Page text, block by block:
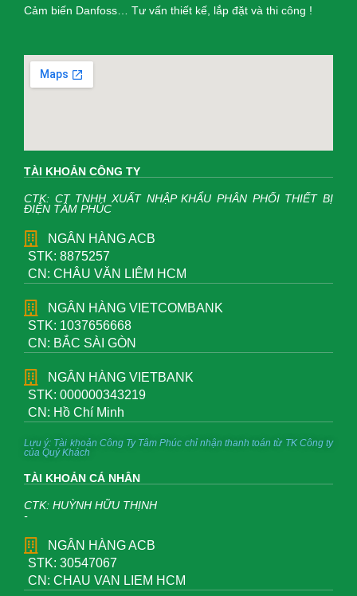
Cảm biến Danfoss… Tư vấn thiết kế, lắp đặt và thi công !
TÀI KHOẢN CÔNG TY
CTK: CT TNHH XUẤT NHẬP KHẨU PHÂN PHỐI THIẾT BỊ
ĐIỆN TÂM PHÚC
NGÂN HÀNG ACB
STK: 8875257
CN: CHÂU VĂN LIÊM HCM
NGÂN HÀNG VIETCOMBANK
STK: 1037656668
CN: BẮC SÀI GÒN
NGÂN HÀNG VIETBANK
STK: 000000343219
CN: Hồ Chí Minh
Lưu ý: Tài khoản Công Ty Tâm Phúc chỉ nhận thanh toán từ TK Công ty
của Quý Khách
TÀI KHOẢN CÁ NHÂN
CTK: HUỲNH HỮU THỊNH
-
NGÂN HÀNG ACB
STK: 30547067
CN: CHAU VAN LIEM HCM